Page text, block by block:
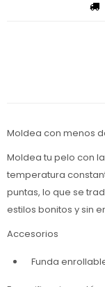
Moldea con menos
Moldea tu pelo con
temperatura
puntas, lo que se
estilos bonitos y sin
Accesorios
Funda